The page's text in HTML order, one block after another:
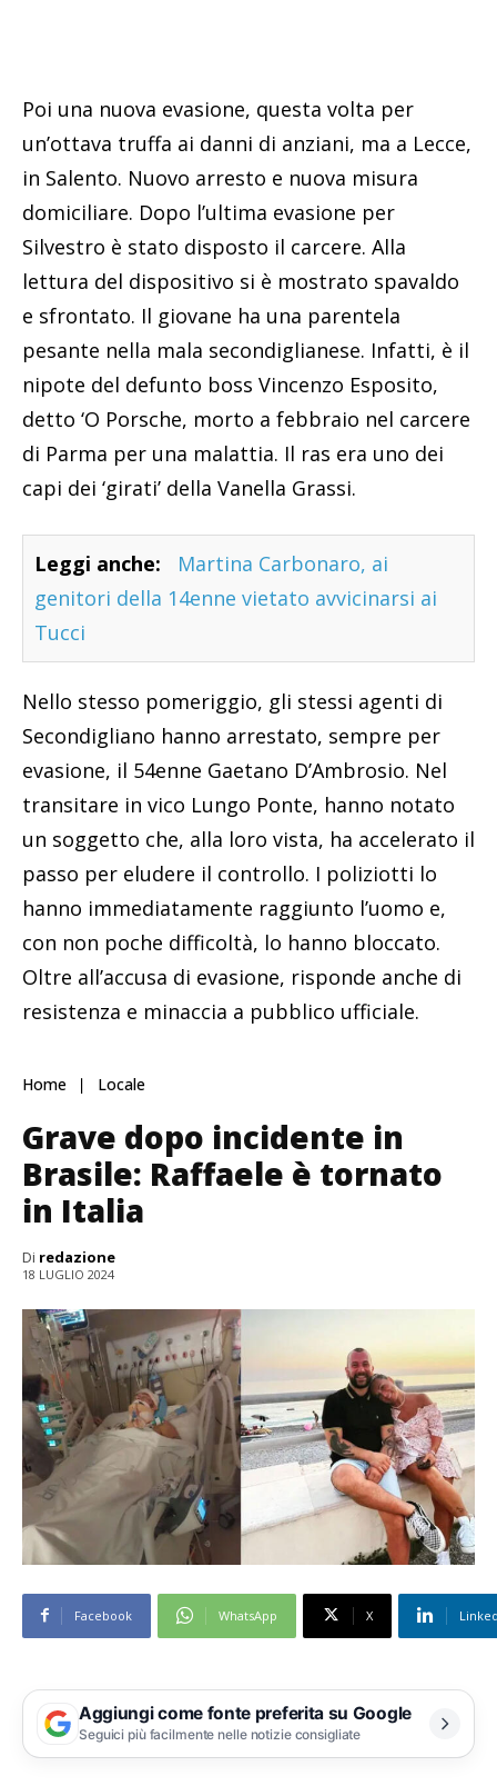
Poi una nuova evasione, questa volta per
un’ottava truffa ai danni di anziani, ma a Lecce,
in Salento. Nuovo arresto e nuova misura
domiciliare. Dopo l’ultima evasione per
Silvestro è stato disposto il carcere. Alla
lettura del dispositivo si è mostrato spavaldo
e sfrontato. Il giovane ha una parentela
pesante nella mala secondiglianese. Infatti, è il
nipote del defunto boss Vincenzo Esposito,
detto ‘O Porsche, morto a febbraio nel carcere
di Parma per una malattia. Il ras era uno dei
capi dei ‘girati’ della Vanella Grassi.
Leggi anche:
Martina Carbonaro, ai
genitori della 14enne vietato avvicinarsi ai
Tucci
Nello stesso pomeriggio, gli stessi agenti di
Secondigliano hanno arrestato, sempre per
evasione, il 54enne Gaetano D’Ambrosio. Nel
transitare in vico Lungo Ponte, hanno notato
un soggetto che, alla loro vista, ha accelerato il
passo per eludere il controllo. I poliziotti lo
hanno immediatamente raggiunto l’uomo e,
con non poche difficoltà, lo hanno bloccato.
Oltre all’accusa di evasione, risponde anche di
resistenza e minaccia a pubblico ufficiale.
Home Locale
Grave dopo incidente in
Brasile: Raffaele è tornato
in Italia
Di redazione
18 LUGLIO 2024
Facebook WhatsApp X
Aggiungi come fonte preferita su Google
Seguici più facilmente nelle notizie consigliate